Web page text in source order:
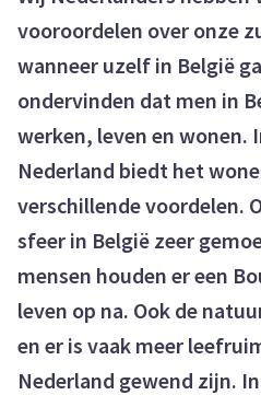
vooroordelen over onze
wanneer uzelf in België
ondervinden dat men in
werken, leven en wonen.
Nederland biedt het
verschillende voordelen.
sfeer in België zeer
mensen houden er een
leven op na. Ook de
en er is vaak meer
Nederland gewend zijn.